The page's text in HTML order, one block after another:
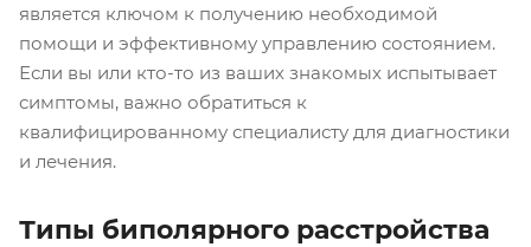
является ключом к получению необходимой
помощи и эффективному управлению состоянием.
Если вы или кто-то из ваших знакомых испытывает
симптомы, важно обратиться к
квалифицированному специалисту для диагностики
и лечения.
Типы биполярного расстройства